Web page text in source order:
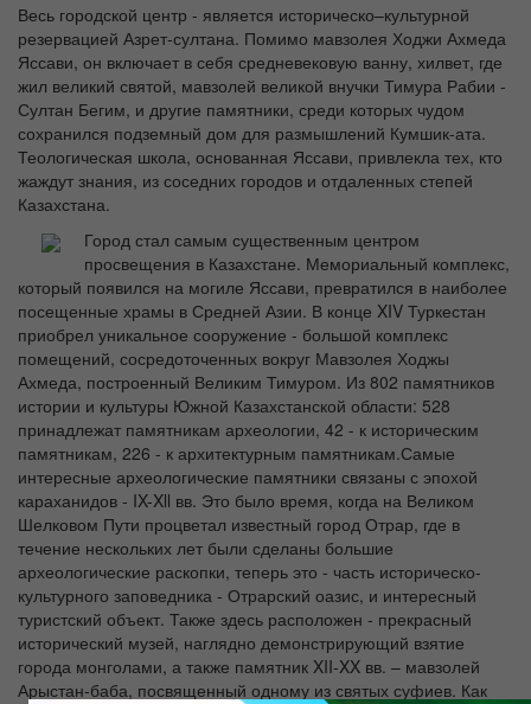
Весь городской центр - является историческо–культурной
резервацией Азрет-султана. Помимо мавзолея Ходжи Ахмеда
Яссави, он включает в себя средневековую ванну, хилвет, где
жил великий святой, мавзолей великой внучки Тимура Рабии -
Султан Бегим, и другие памятники, среди которых чудом
сохранился подземный дом для размышлений Кумшик-ата.
Теологическая школа, основанная Яссави, привлекла тех, кто
жаждут знания, из соседних городов и отдаленных степей
Казахстана.
Город стал самым существенным центром
просвещения в Казахстане. Мемориальный комплекс,
который появился на могиле Яссави, превратился в наиболее
посещенные храмы в Средней Азии. В конце XIV Туркестан
приобрел уникальное сооружение - большой комплекс
помещений, сосредоточенных вокруг Мавзолея Ходжы
Ахмеда, построенный Великим Тимуром. Из 802 памятников
истории и культуры Южной Казахстанской области: 528
принадлежат памятникам археологии, 42 - к историческим
памятникам, 226 - к архитектурным памятникам.Самые
интересные археологические памятники связаны с эпохой
караханидов - IX-Xll вв. Это было время, когда на Великом
Шелковом Пути процветал известный город Отрар, где в
течение нескольких лет были сделаны большие
археологические раскопки, теперь это - часть историческо-
культурного заповедника - Отрарский оазис, и интересный
туристский объект. Также здесь расположен - прекрасный
исторический музей, наглядно демонстрирующий взятие
города монголами, а также памятник XII-XX вв. – мавзолей
Арыстан-баба, посвященный одному из святых суфиев. Как